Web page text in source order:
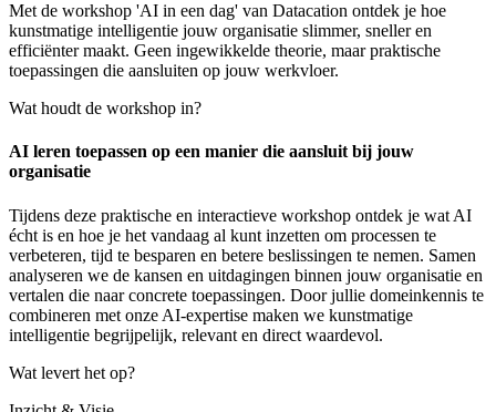
Met de workshop 'AI in een dag' van Datacation ontdek je hoe
kunstmatige intelligentie jouw organisatie slimmer, sneller en
efficiënter maakt. Geen ingewikkelde theorie, maar praktische
toepassingen die aansluiten op jouw werkvloer.
Wat houdt de workshop in?
AI leren toepassen op een manier die aansluit bij jouw
organisatie
Tijdens deze praktische en interactieve workshop ontdek je wat AI
écht is en hoe je het vandaag al kunt inzetten om processen te
verbeteren, tijd te besparen en betere beslissingen te nemen. Samen
analyseren we de kansen en uitdagingen binnen jouw organisatie en
vertalen die naar concrete toepassingen. Door jullie domeinkennis te
combineren met onze AI-expertise maken we kunstmatige
intelligentie begrijpelijk, relevant en direct waardevol.
Wat levert het op?